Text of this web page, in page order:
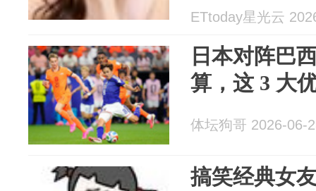
ETtoday星光云
日本对阵巴
算，这 3 大
体坛狗哥 2026-06-
搞笑经典女